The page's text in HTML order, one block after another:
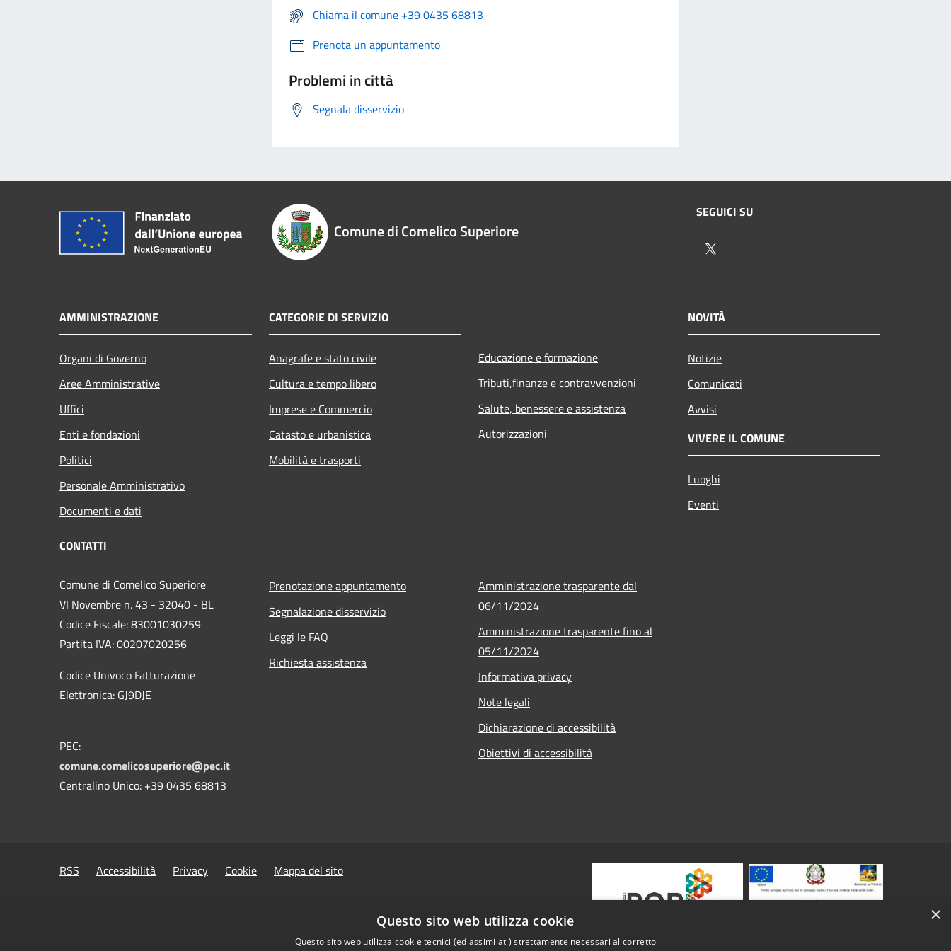
Chiama il comune +39 0435 68813
Prenota un appuntamento
Problemi in città
Segnala disservizio
Comune di Comelico Superiore
SEGUICI SU
AMMINISTRAZIONE
Organi di Governo
Aree Amministrative
Uffici
Enti e fondazioni
Politici
Personale Amministrativo
Documenti e dati
CATEGORIE DI SERVIZIO
Anagrafe e stato civile
Cultura e tempo libero
Imprese e Commercio
Catasto e urbanistica
Mobilità e trasporti
Educazione e formazione
Tributi,finanze e contravvenzioni
Salute, benessere e assistenza
Autorizzazioni
NOVITÀ
Notizie
Comunicati
Avvisi
VIVERE IL COMUNE
Luoghi
Eventi
CONTATTI
Comune di Comelico Superiore
VI Novembre n. 43 - 32040 - BL
Codice Fiscale: 83001030259
Partita IVA: 00207020256
Codice Univoco Fatturazione
Elettronica: GJ9DJE
PEC:
comune.comelicosuperiore@pec.it
Centralino Unico: +39 0435 68813
Prenotazione appuntamento
Segnalazione disservizio
Leggi le FAQ
Richiesta assistenza
Amministrazione trasparente dal
06/11/2024
Amministrazione trasparente fino al
05/11/2024
Informativa privacy
Note legali
Dichiarazione di accessibilità
Obiettivi di accessibilità
RSS Accessibilità Privacy Cookie Mappa del sito
×
Questo sito web utilizza cookie
Questo sito web utilizza cookie tecnici (ed assimilati) strettamente necessari al corretto